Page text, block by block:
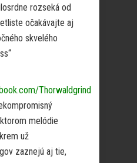
rozseká od
očakávajte aj
skvelého
Thorwaldgrind
melódie
už
zaznejú aj tie,